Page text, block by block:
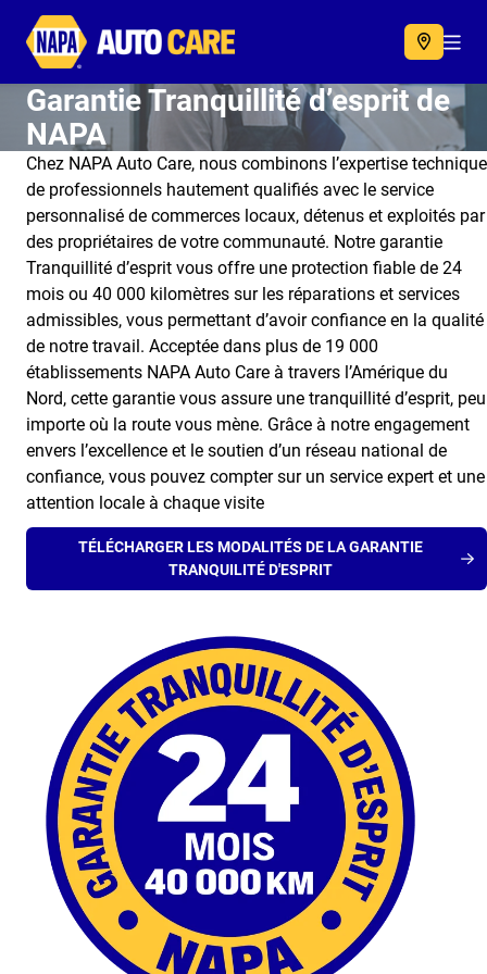
Autocare
Garantie Tranquillité d’esprit de
NAPA
Chez NAPA Auto Care, nous combinons l’expertise technique
de professionnels hautement qualifiés avec le service
personnalisé de commerces locaux, détenus et exploités par
des propriétaires de votre communauté. Notre garantie
Tranquillité d’esprit vous offre une protection fiable de 24
mois ou 40 000 kilomètres sur les réparations et services
admissibles, vous permettant d’avoir confiance en la qualité
de notre travail. Acceptée dans plus de 19 000
établissements NAPA Auto Care à travers l’Amérique du
Nord, cette garantie vous assure une tranquillité d’esprit, peu
importe où la route vous mène. Grâce à notre engagement
envers l’excellence et le soutien d’un réseau national de
confiance, vous pouvez compter sur un service expert et une
attention locale à chaque visite
TÉLÉCHARGER LES MODALITÉS DE LA GARANTIE
TRANQUILITÉ D'ESPRIT